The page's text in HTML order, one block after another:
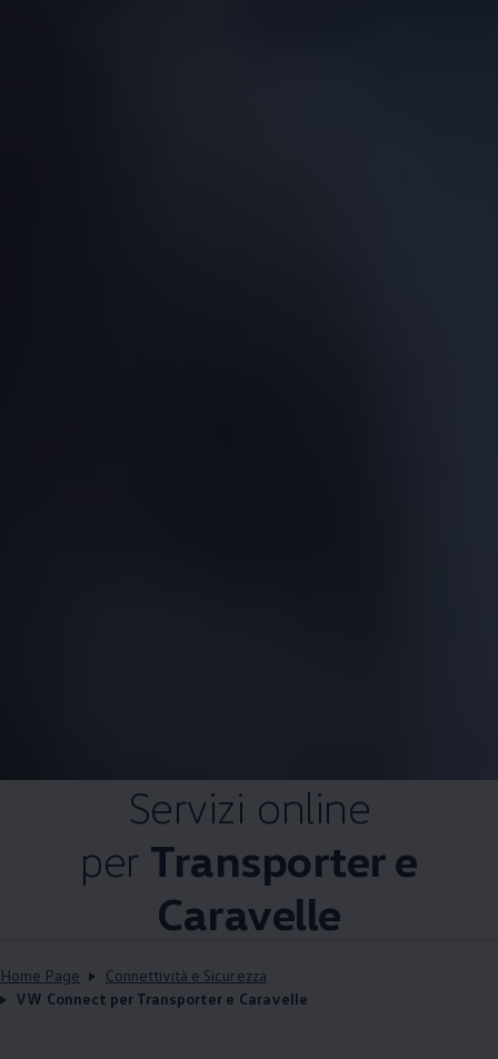
Servizi online
per Transporter e
Caravelle
Home Page
Connettività e Sicurezza
VW Connect per Transporter e Caravelle